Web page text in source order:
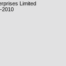
Limited
2010